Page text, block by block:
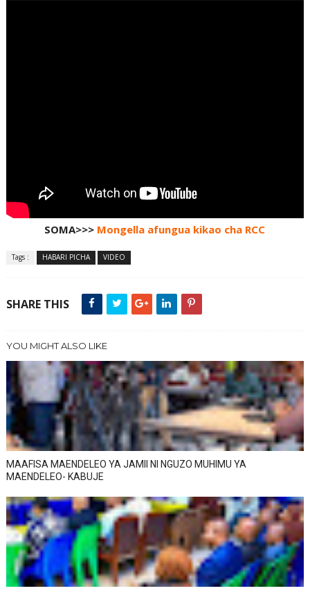
SOMA>>> Mongella afungua kikao cha RCC
Tags : HABARI PICHA VIDEO
SHARE THIS
YOU MIGHT ALSO LIKE
MAAFISA MAENDELEO YA JAMII NI NGUZO MUHIMU YA
MAENDELEO- KABUJE